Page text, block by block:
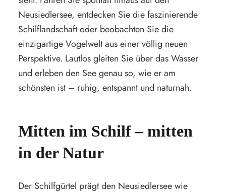
Neusiedlersee, entdecken Sie die faszinierende
Schilflandschaft oder beobachten Sie die
einzigartige Vogelwelt aus einer völlig neuen
Perspektive. Lautlos gleiten Sie über das Wasser
und erleben den See genau so, wie er am
schönsten ist – ruhig, entspannt und naturnah.
Mitten im Schilf – mitten
in der Natur
Der Schilfgürtel prägt den Neusiedlersee wie